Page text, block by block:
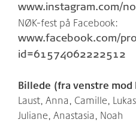
www.instagram.com/
NØK-fest på Facebook:
www.facebook.com/
id=61574062222512
Billede (fra venstre
Laust, Anna, Camille,
Juliane, Anastasia, Noah